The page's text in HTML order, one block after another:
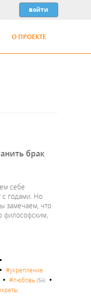
О ПРОЕКТЕ
брак
себе
с годами. Но
замечаем, что
философским,
•
•#укрепление
•#любовь (54) •